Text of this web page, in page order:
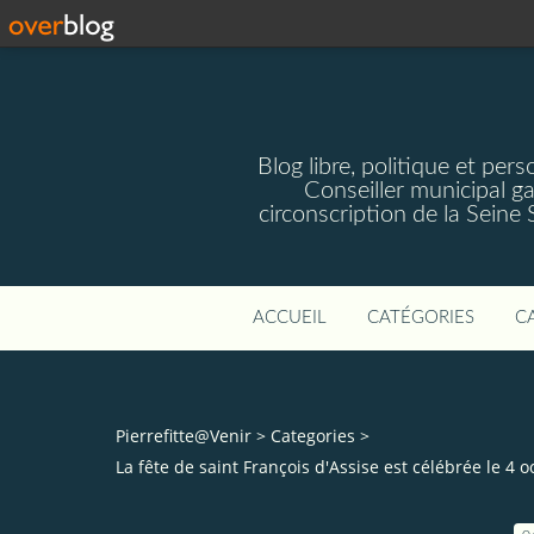
Blog libre, politique et
Conseiller municipal
circonscription de la Seine
ACCUEIL CATÉGORIES
Pierrefitte@Venir > Categories >
La fête de saint François d'Assise est célébrée le 4